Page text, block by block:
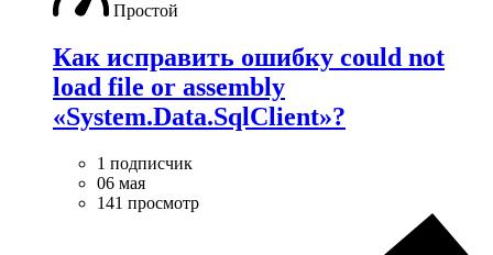
Простой
Как исправить ошибку could not
load file or assembly
«System.Data.SqlClient»?
1 подписчик
06 мая
141 просмотр